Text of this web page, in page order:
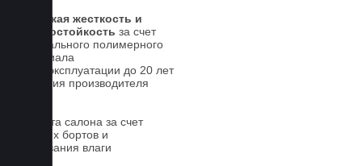
Высокая жесткость и
износостойкость за счет
специального полимерного
материала
Срок эксплуатации до 20 лет
Гарантия производителя
Чистота салона за счет
высоких бортов и
впитывания влаги